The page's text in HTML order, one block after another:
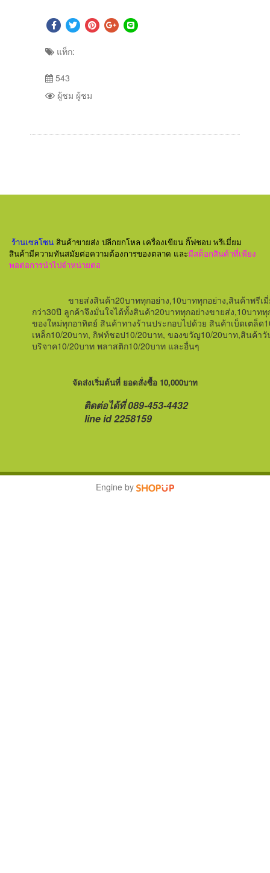
แท็ก:
543
ผู้ชม ผู้ชม
ร้านเซลโซน สินค้าขายส่ง ปลีกยกโหล เครื่องเขียน กิ๊ฟชอบ พรีเมี่ยม
สินค้ามีความทันสมัยต่อความต้องการของตลาด และมีสต็อกสินค้าที่เพียง
พอต่อการนำไปจำหน่ายต่อ
ขายส่งสินค้า20บาททุกอย่าง,10บาททุกอย่าง,สินค้าพรี
กว่า30ปี ลูกค้าจึงมั่นใจได้ทั้งสินค้า20บาททุกอย่างขายส่ง,10บาท
ของใหม่ทุกอาทิตย์ สินค้าทางร้านประกอบไปด้วย สินค้าเบ็ดเตล็ด
เหล็ก10/20บาท, กิฟท์ชอป10/20บาท, ของขวัญ10/20บาท,สินค้า
บริจาค10/20บาท พลาสติก10/20บาท และอื่นๆ
จัดส่งเริ่มต้นที่ ยอดสั่งซื้อ 10,000บาท
ติดต่อได้ที่ 089-453-4432
line id 2258159
Engine by